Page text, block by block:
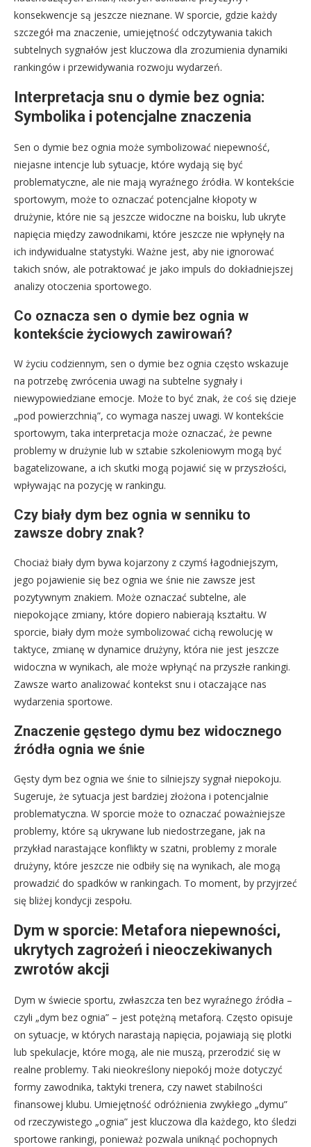
konsekwencje są jeszcze nieznane. W sporcie, gdzie każdy
szczegół ma znaczenie, umiejętność odczytywania takich
subtelnych sygnałów jest kluczowa dla zrozumienia dynamiki
rankingów i przewidywania rozwoju wydarzeń.
Interpretacja snu o dymie bez ognia:
Symbolika i potencjalne znaczenia
Sen o dymie bez ognia może symbolizować niepewność,
niejasne intencje lub sytuacje, które wydają się być
problematyczne, ale nie mają wyraźnego źródła. W kontekście
sportowym, może to oznaczać potencjalne kłopoty w
drużynie, które nie są jeszcze widoczne na boisku, lub ukryte
napięcia między zawodnikami, które jeszcze nie wpłynęły na
ich indywidualne statystyki. Ważne jest, aby nie ignorować
takich snów, ale potraktować je jako impuls do dokładniejszej
analizy otoczenia sportowego.
Co oznacza sen o dymie bez ognia w
kontekście życiowych zawirowań?
W życiu codziennym, sen o dymie bez ognia często wskazuje
na potrzebę zwrócenia uwagi na subtelne sygnały i
niewypowiedziane emocje. Może to być znak, że coś się dzieje
„pod powierzchnią”, co wymaga naszej uwagi. W kontekście
sportowym, taka interpretacja może oznaczać, że pewne
problemy w drużynie lub w sztabie szkoleniowym mogą być
bagatelizowane, a ich skutki mogą pojawić się w przyszłości,
wpływając na pozycję w rankingu.
Czy biały dym bez ognia w senniku to
zawsze dobry znak?
Chociaż biały dym bywa kojarzony z czymś łagodniejszym,
jego pojawienie się bez ognia we śnie nie zawsze jest
pozytywnym znakiem. Może oznaczać subtelne, ale
niepokojące zmiany, które dopiero nabierają kształtu. W
sporcie, biały dym może symbolizować cichą rewolucję w
taktyce, zmianę w dynamice drużyny, która nie jest jeszcze
widoczna w wynikach, ale może wpłynąć na przyszłe rankingi.
Zawsze warto analizować kontekst snu i otaczające nas
wydarzenia sportowe.
Znaczenie gęstego dymu bez widocznego
źródła ognia we śnie
Gęsty dym bez ognia we śnie to silniejszy sygnał niepokoju.
Sugeruje, że sytuacja jest bardziej złożona i potencjalnie
problematyczna. W sporcie może to oznaczać poważniejsze
problemy, które są ukrywane lub niedostrzegane, jak na
przykład narastające konflikty w szatni, problemy z morale
drużyny, które jeszcze nie odbiły się na wynikach, ale mogą
prowadzić do spadków w rankingach. To moment, by przyjrzeć
się bliżej kondycji zespołu.
Dym w sporcie: Metafora niepewności,
ukrytych zagrożeń i nieoczekiwanych
zwrotów akcji
Dym w świecie sportu, zwłaszcza ten bez wyraźnego źródła –
czyli „dym bez ognia” – jest potężną metaforą. Często opisuje
on sytuacje, w których narastają napięcia, pojawiają się plotki
lub spekulacje, które mogą, ale nie muszą, przerodzić się w
realne problemy. Taki nieokreślony niepokój może dotyczyć
formy zawodnika, taktyki trenera, czy nawet stabilności
finansowej klubu. Umiejętność odróżnienia zwykłego „dymu”
od rzeczywistego „ognia” jest kluczowa dla każdego, kto śledzi
sportowe rankingi, ponieważ pozwala uniknąć pochopnych